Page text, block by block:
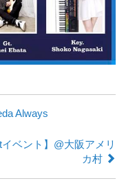
Always
ベント】@大阪アメリ
カ村